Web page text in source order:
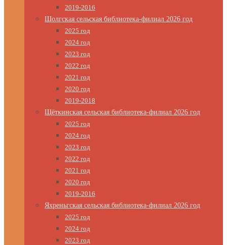
2019-2016
Шолгская сельская библиотека-филиал 2026 год
2025 год
2024 год
2023 год
2022 год
2021 год
2020 год
2019-2018
Щёткинская сельская библиотека-филиал 2026 год
2025 год
2024 год
2023 год
2022 год
2021 год
2020 год
2019-2016
Яхреньгская сельская библиотека-филиал 2026 год
2025 год
2024 год
2023 год